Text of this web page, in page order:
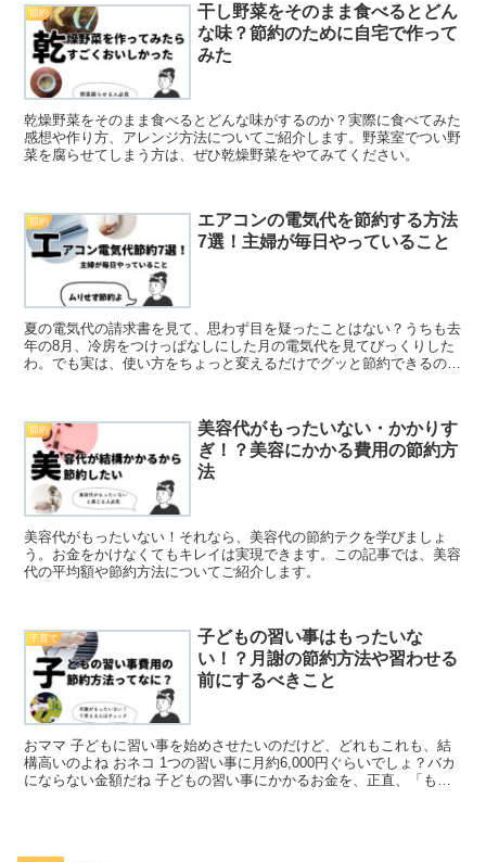
節約
干し野菜をそのまま食べるとどん
な味？節約のために自宅で作って
みた
乾燥野菜をそのまま食べるとどんな味がするのか？実際に食べてみた
感想や作り方、アレンジ方法についてご紹介します。野菜室でつい野
菜を腐らせてしまう方は、ぜひ乾燥野菜をやてみてください。
節約
エアコンの電気代を節約する方法
7選！主婦が毎日やっていること
夏の電気代の請求書を見て、思わず目を疑ったことはない？うちも去
年の8月、冷房をつけっぱなしにした月の電気代を見てびっくりした
わ。でも実は、使い方をちょっと変えるだけでグッと節約できるの。
節約
美容代がもったいない・かかりす
ぎ！？美容にかかる費用の節約方
法
美容代がもったいない！それなら、美容代の節約テクを学びましょ
う。お金をかけなくてもキレイは実現できます。この記事では、美容
代の平均額や節約方法についてご紹介します。
子育て
子どもの習い事はもったいな
い！？月謝の節約方法や習わせる
前にするべきこと
おママ 子どもに習い事を始めさせたいのだけど、どれもこれも、結
構高いのよね おネコ 1つの習い事に月約6,000円ぐらいでしょ？バカ
にならない金額だね 子どもの習い事にかかるお金を、正直、「もっ